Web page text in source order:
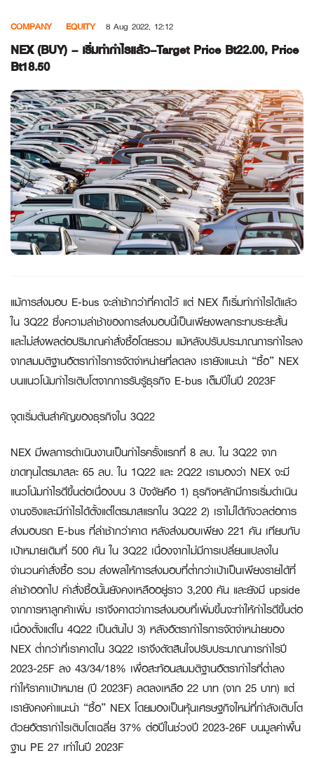
content
COMPANY EQUITY 8 Aug 2022, 12:12
NEX (BUY) – เริ่มทำกำไรแล้ว–Target Price Bt22.00, Price
Bt18.50
แม้การส่งมอบ E-bus จะล่าช้ากว่าที่คาดไว้ แต่ NEX ก็เริ่มทำกำไรได้แล้ว
ใน 3Q22 ซึ่งความล่าช้าของการส่งมอบนี้เป็นเพียงผลกระทบระยะสั้น
และไม่ส่งผลต่อปริมาณคำสั่งซื้อโดยรวม แม้หลังปรับประมาณการกำไรลง
จากสมมติฐานอัตรากำไรการจัดจำหน่ายที่ลดลง เรายังแนะนำ “ซื้อ” NEX
บนแนวโน้มกำไรเติบโตจากการรับรู้ธุรกิจ E-bus เต็มปีในปี 2023F
จุดเริ่มต้นสำคัญของธุรกิจใน 3Q22
NEX มีผลการดำเนินงานเป็นกำไรครั้งแรกที่ 8 ลบ. ใน 3Q22 จาก
ขาดทุนไตรมาสละ 65 ลบ. ใน 1Q22 และ 2Q22 เรามองว่า NEX จะมี
แนวโน้มกำไรดีขึ้นต่อเนื่องบน 3 ปัจจัยคือ 1) ธุรกิจหลักมีการเริ่มดำเนิน
งานจริงและมีกำไรได้ตั้งแต่ไตรมาสแรกใน 3Q22 2) เราไม่ได้กังวลต่อการ
ส่งมอบรถ E-bus ที่ล่าช้ากว่าคาด หลังส่งมอบเพียง 221 คัน เทียบกับ
เป้าหมายเดิมที่ 500 คัน ใน 3Q22 เนื่องจากไม่มีการเปลี่ยนแปลงใน
จำนวนคำสั่งซื้อ รวม ส่งผลให้การส่งมอบที่ต่ำกว่าเป้าเป็นเพียงรายได้ที่
ล่าช้าออกไป คำสั่งซื้อนั้นยังคงเหลืออยู่ราว 3,200 คัน และยังมี upside
จากการหาลูกค้าเพิ่ม เราจึงคาดว่าการส่งมอบที่เพิ่มขึ้นจะทำให้กำไรดีขึ้นต่อ
เนื่องตั้งแต่ใน 4Q22 เป็นต้นไป 3) หลังอัตรากำไรการจัดจำหน่ายของ
NEX ต่ำกว่าที่เราคาดใน 3Q22 เราจึงตัดสินใจปรับประมาณการกำไรปี
2023-25F ลง 43/34/18% เพื่อสะท้อนสมมติฐานอัตรากำไรที่ต่ำลง
ทำให้ราคาเป้าหมาย (ปี 2023F) ลดลงเหลือ 22 บาท (จาก 25 บาท) แต่
เรายังคงคำแนะนำ “ซื้อ” NEX โดยมองเป็นหุ้นเศรษฐกิจใหม่ที่กำลังเติบโต
ด้วยอัตรากำไรเติบโตเฉลี่ย 37% ต่อปีในช่วงปี 2023-26F บนมูลค่าพื้น
ฐาน PE 27 เท่าในปี 2023F